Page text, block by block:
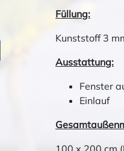
Füllung:
Kunststoff 3
Ausstattung:
Fenster
Einlauf
100 x 200 cm